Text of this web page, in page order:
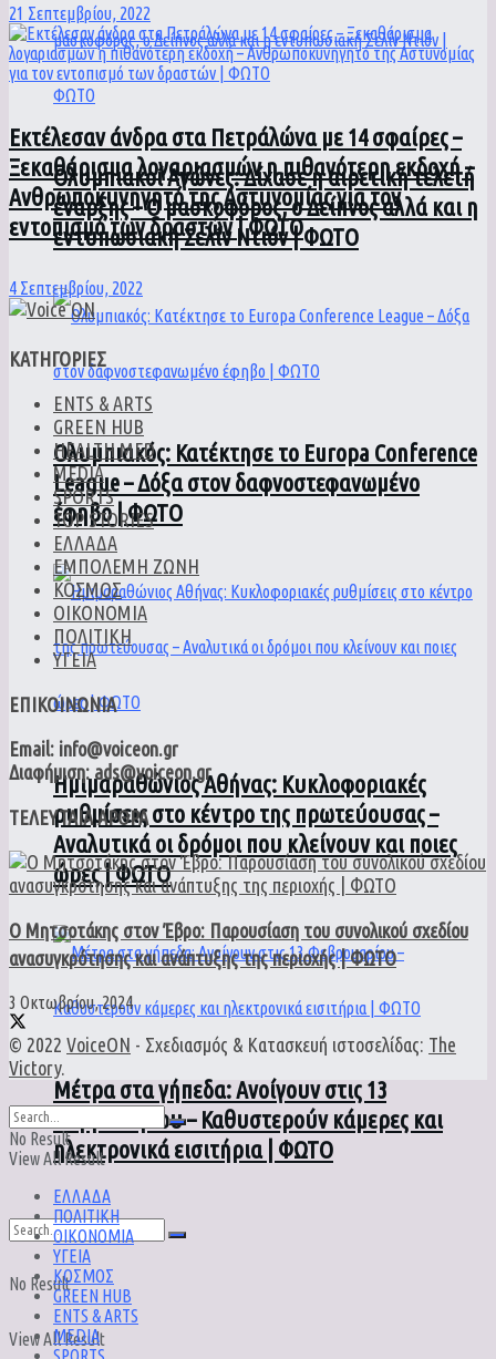
Ολυμπιακοί Αγώνες: Δίχασε η αιρετική τελετή
έναρξης – Ο μασκοφόρος, ο Δείπνος αλλά και η
εντυπωσιακή Σελίν Ντιόν | ΦΩΤΟ
Ολυμπιακός: Κατέκτησε το Europa Conference
League – Δόξα στον δαφνοστεφανωμένο
έφηβο | ΦΩΤΟ
Ημιμαραθώνιος Αθήνας: Κυκλοφοριακές
ρυθμίσεις στο κέντρο της πρωτεύουσας –
Αναλυτικά οι δρόμοι που κλείνουν και ποιες
ώρες | ΦΩΤΟ
Μέτρα στα γήπεδα: Ανοίγουν στις 13
Φεβρουαρίου – Καθυστερούν κάμερες και
ηλεκτρονικά εισιτήρια | ΦΩΤΟ
No Result
View All Result
21 Σεπτεμβρίου, 2022
Εκτέλεσαν άνδρα στα Πετράλώνα με 14 σφαίρες –
Ξεκαθάρισμα λογαριασμών η πιθανότερη εκδοχή –
Ανθρωποκυνηγητό της Αστυνομίας για τον
εντοπισμό των δραστών | ΦΩΤΟ
4 Σεπτεμβρίου, 2022
ΚΑΤΗΓΟΡΙΕΣ
ENTS & ARTS
GREEN HUB
HEALTH MED
MEDIA
SPORTS
TOP STORIES
ΕΛΛΑΔΑ
ΕΜΠΟΛΕΜΗ ΖΩΝΗ
ΚΟΣΜΟΣ
ΟΙΚΟΝΟΜΙΑ
ΠΟΛΙΤΙΚΗ
ΥΓΕΙΑ
ΕΠΙΚΟΙΝΩΝΙΑ
Email: info@voiceon.gr
Διαφήμιση: ads@voiceon.gr
ΤΕΛΕΥΤΑΙΑ ΑΡΘΡΑ
Ο Μητσοτάκης στον Έβρο: Παρουσίαση του συνολικού σχεδίου
ανασυγκρότησης και ανάπτυξης της περιοχής | ΦΩΤΟ
3 Οκτωβρίου, 2024
© 2022 VoiceON - Σχεδιασμός & Κατασκευή ιστοσελίδας: The
Victory.
No Result
View All Result
ΕΛΛΑΔΑ
ΠΟΛΙΤΙΚΗ
ΟΙΚΟΝΟΜΙΑ
ΥΓΕΙΑ
ΚΟΣΜΟΣ
GREEN HUB
ENTS & ARTS
MEDIA